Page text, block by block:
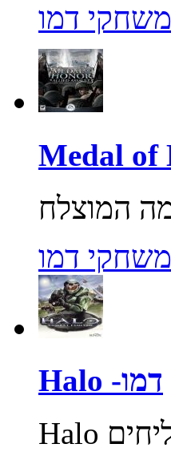
משחקי דמו
משחקי דמו
Halo -דמו